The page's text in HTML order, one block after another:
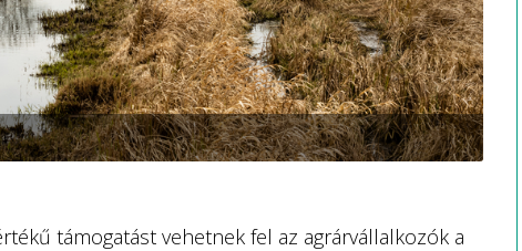
támogatást vehetnek fel az agrárvállalkozók a